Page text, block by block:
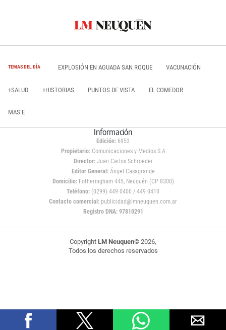
TEMAS DEL DÍA EXPLOSIÓN EN AGUADA SAN ROQUE VACUNACIÓN
+SALUD +HISTORIAS PUNTOS DE VISTA EL COMEDOR
MAS E
Información
Edición: 6953
Propietario:Comunicaciones y Medios S.A
Director: Juan Carlos Schroeder
Editor General:Ángel Casagrande
Domicilio:Fotheringham 445, Neuquén (CP 8300)
Teléfono: (0299) 449 0400 / 449 0410
Contacto comercial: publicidad@lmneuquen.com.ar
Registro DNA: 97810291
Copyright LM Neuquen© 2026,
Todos los derechos reservados